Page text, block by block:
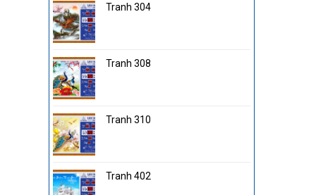
Tranh 304
Tranh 308
Tranh 310
Tranh 402